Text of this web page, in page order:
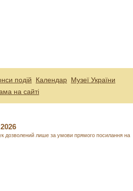
подій Календар Музеї України
на сайті
дозволений лише за умови прямого посилання на